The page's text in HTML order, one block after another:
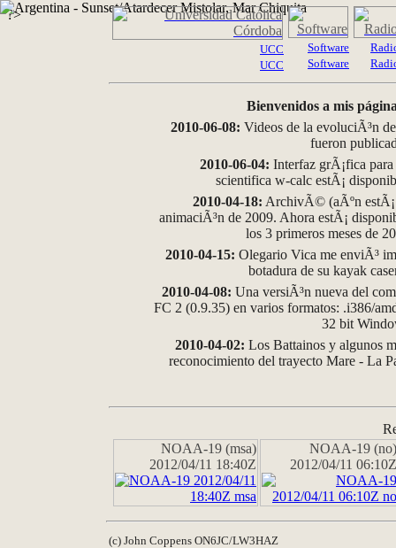
?>
UCC
UCC
Software
Software
Bienvenidos a mis
2010-06-08: Videos de la evoluciÃ³n
fueron
2010-06-04: Interfaz grÃ¡fica
scientifica w-calc estÃ¡
2010-04-18: ArchivÃ© (aÃºn
animaciÃ³n de 2009. Ahora estÃ¡
los 3 primeros meses de
2010-04-15: Olegario Vica me enviÃ³
botadura de su kayak
2010-04-08: Una versiÃ³n nueva del
FC 2 (0.9.35) en varios formatos: .i386/
32 bit
2010-04-02: Los Battainos y algunos
reconocimiento del trayecto Mare - La
NOAA-19 (msa)
2012/04/11 18:40Z
NOAA-19 (no)
2012/04/11 06:10Z
(c) John Coppens ON6JC/LW3HAZ